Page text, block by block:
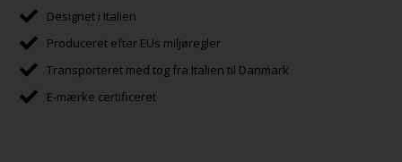
Designet i Italien
Produceret efter EUs miljøregler
Transporteret med tog fra Italien til Danmark
E-mærke certificeret